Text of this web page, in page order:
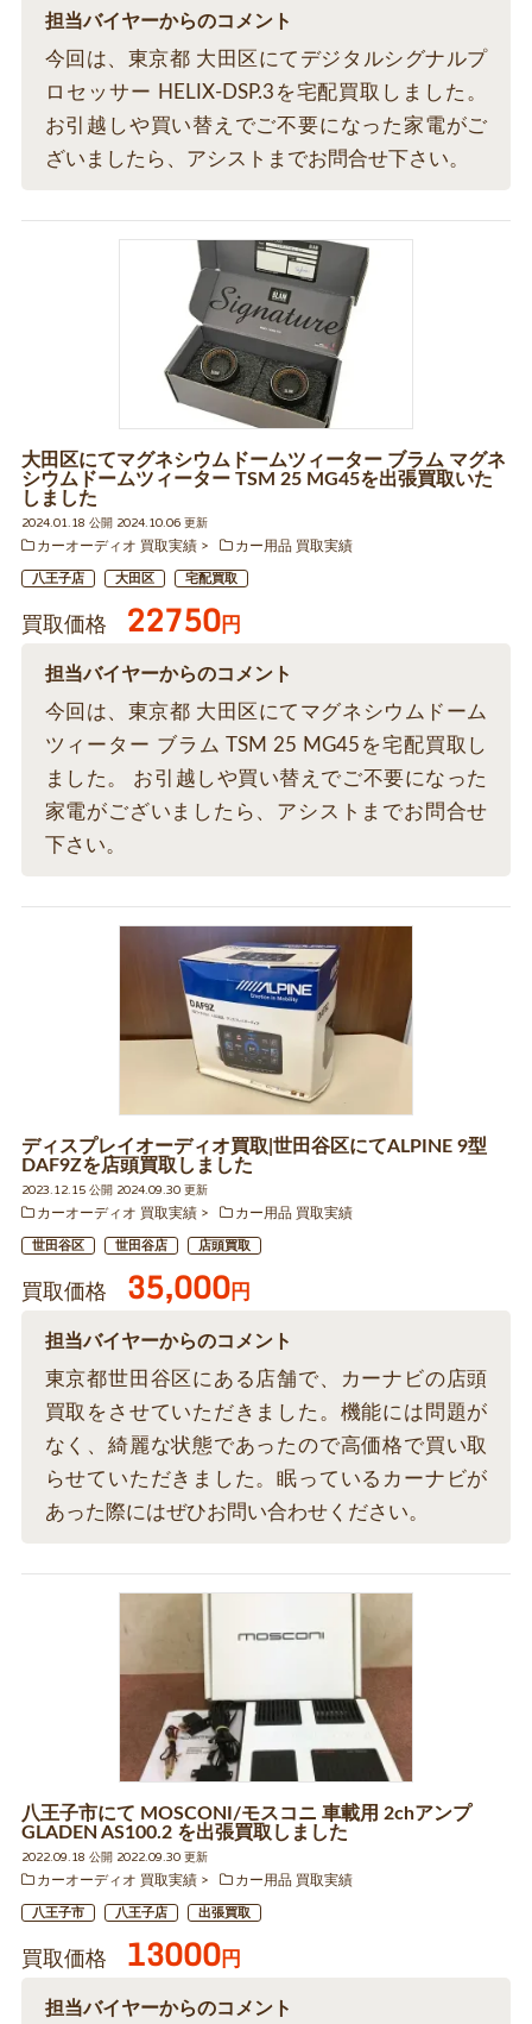
担当バイヤーからのコメント
今回は、東京都 大田区にてデジタルシグナルプ
ロセッサー HELIX-DSP.3を宅配買取しました。
お引越しや買い替えでご不要になった家電がご
ざいましたら、アシストまでお問合せ下さい。
大田区にてマグネシウムドームツィーター ブラム マグネ
シウムドームツィーター TSM 25 MG45を出張買取いた
しました
2024.01.18 公開 2024.10.06 更新
カーオーディオ 買取実績
カー用品 買取実績
八王子店 大田区 宅配買取
買取価格 22750円
担当バイヤーからのコメント
今回は、東京都 大田区にてマグネシウムドーム
ツィーター ブラム TSM 25 MG45を宅配買取し
ました。 お引越しや買い替えでご不要になった
家電がございましたら、アシストまでお問合せ
下さい。
ディスプレイオーディオ買取|世田谷区にてALPINE 9型
DAF9Zを店頭買取しました
2023.12.15 公開 2024.09.30 更新
カーオーディオ 買取実績
カー用品 買取実績
世田谷区 世田谷店 店頭買取
買取価格 35,000円
担当バイヤーからのコメント
東京都世田谷区にある店舗で、カーナビの店頭
買取をさせていただきました。機能には問題が
なく、綺麗な状態であったので高価格で買い取
らせていただきました。眠っているカーナビが
あった際にはぜひお問い合わせください。
八王子市にて MOSCONI/モスコニ 車載用 2chアンプ
GLADEN AS100.2 を出張買取しました
2022.09.18 公開 2022.09.30 更新
カーオーディオ 買取実績
カー用品 買取実績
八王子市 八王子店 出張買取
買取価格 13000円
担当バイヤーからのコメント